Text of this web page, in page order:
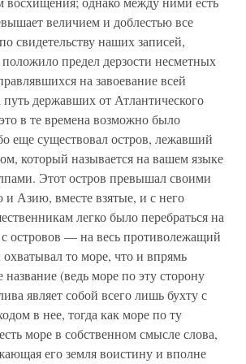
величием и доблестью все
свидетельству наших записей,
положило предел дерзости несметных
на завоевание всей
державших от Атлантического
в те времена возможно было
еще существовал остров, лежавший
который называется на вашем языке
Этот остров превышал своими
Азию, вместе взятые, и с него
легко было перебраться на
с островов — на весь противолежащий
то море, что и впрямь
название (ведь море по эту сторону
являет собой всего лишь бухту с
в нее, тогда как море по ту
море в собственном смысле слова,
его земля воистину и вполне